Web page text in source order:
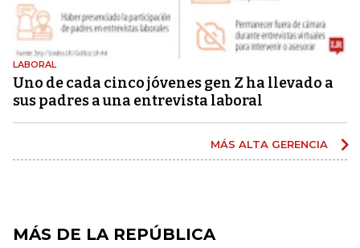
LABORAL
Uno de cada cinco jóvenes gen Z ha llevado a
sus padres a una entrevista laboral
MÁS ALTA GERENCIA
MÁS DE LA REPÚBLICA